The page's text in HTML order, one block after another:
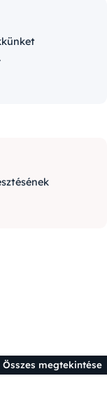
Összes megtekintése